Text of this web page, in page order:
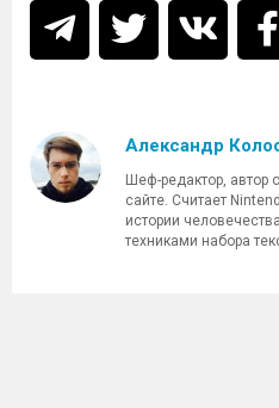
Александр
Шеф-редактор, автор
сайте. Считает
истории
техниками набора